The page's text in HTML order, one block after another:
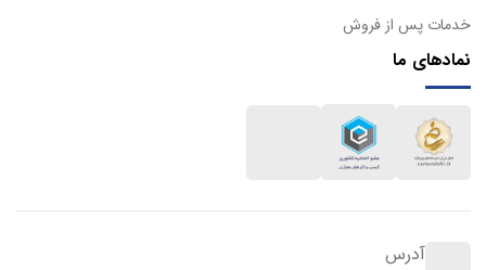
خدمات پس از فروش
نمادهای ما
آدرس